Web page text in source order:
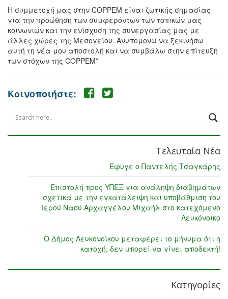
Η συμμετοχή μας στην COPPEM είναι ζωτικής σημασίας
για την προώθηση των συμφερόντων των τοπικών μας
κοινωνιών και την ενίσχυση της συνεργασίας μας με
άλλες χώρες της Μεσογείου. Ανυπομονώ να ξεκινήσω
αυτή τη νέα μου αποστολή και να συμβάλω στην επίτευξη
των στόχων της COPPEM”
Κοινοποιήστε:
Τελευταία Νέα
Έφυγε ο Παντελής Τσαγκάρης
Επιστολή προς ΥΠΕΞ για ανάληψη διαβημάτων
σχετικά με την εγκατάλειψη και υποβάθμιση του
Ιερού Ναού Αρχαγγέλου Μιχαήλ στο κατεχόμενο
Λευκόνοικο
Ο Δήμος Λευκονοίκου μεταφέρει το μήνυμα ότι η
κατοχή, δεν μπορεί να γίνει αποδεκτή!
Κατηγορίες